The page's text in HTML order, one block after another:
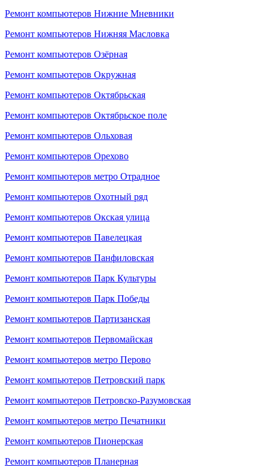
Ремонт компьютеров Нижние Мневники
Ремонт компьютеров Нижняя Масловка
Ремонт компьютеров Озёрная
Ремонт компьютеров Окружная
Ремонт компьютеров Октябрьская
Ремонт компьютеров Октябрьское поле
Ремонт компьютеров Ольховая
Ремонт компьютеров Орехово
Ремонт компьютеров метро Отрадное
Ремонт компьютеров Охотный ряд
Ремонт компьютеров Окская улица
Ремонт компьютеров Павелецкая
Ремонт компьютеров Панфиловская
Ремонт компьютеров Парк Культуры
Ремонт компьютеров Парк Победы
Ремонт компьютеров Партизанская
Ремонт компьютеров Первомайская
Ремонт компьютеров метро Перово
Ремонт компьютеров Петровский парк
Ремонт компьютеров Петровско-Разумовская
Ремонт компьютеров метро Печатники
Ремонт компьютеров Пионерская
Ремонт компьютеров Планерная